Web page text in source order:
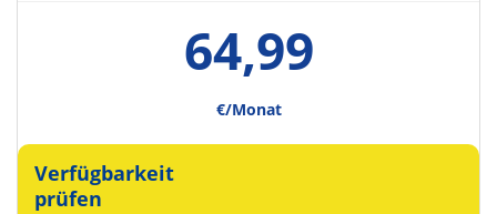
64,99
€/Monat
Verfügbarkeit
prüfen